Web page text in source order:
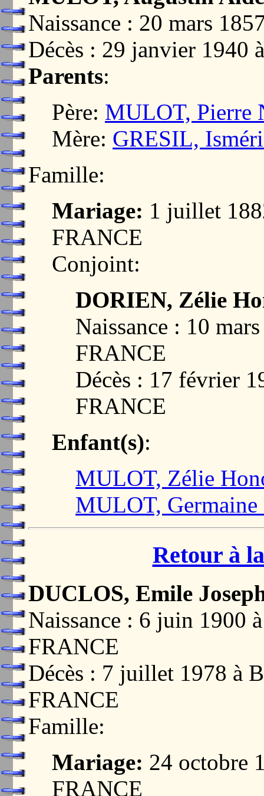
Naissance : 20 mars
Décès : 29 janvier 1940
Parents:
Père: MULOT, Pierre
Mère: GRESIL,
Famille:
Mariage: 1 juillet
FRANCE
Conjoint:
DORIEN, Zélie
Naissance : 10
FRANCE
Décès : 17 février
FRANCE
Enfant(s):
MULOT, Zélie
MULOT, Germaine
Retour à
DUCLOS, Emile
Naissance : 6 juin 1900
FRANCE
Décès : 7 juillet 1978 à
FRANCE
Famille:
Mariage: 24 octobre
FRANCE